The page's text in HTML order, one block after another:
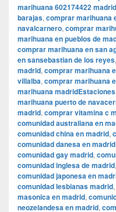
marihuana 602174422
barajas, comprar marihuana
navalcarnero, comprar
marihuana en pueblos de
comprar marihuana en san
en sansebastian de los reyes,
madrid, comprar marihuana
villalba, comprar marihuana
marihuana
marihuana puerto de
madrid, comprar vitamina c
comunidad australiana en
comunidad china en madrid,
comunidad danesa en madrid
comunidad gay madrid,
comunidad inglesa de madrid,
comunidad japonesa en
comunidad lesbianas madrid,
masonica en madrid,
neozelandesa en madrid,